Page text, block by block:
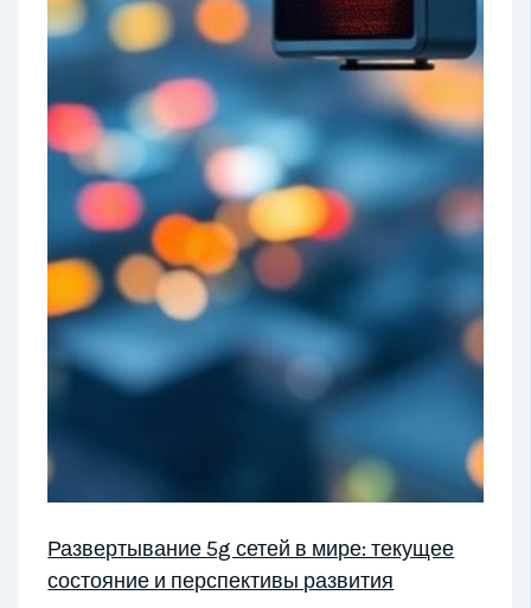
Развертывание 5g сетей в мире: текущее
состояние и перспективы развития